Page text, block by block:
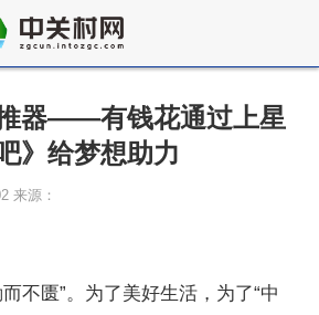
器——有钱花通过上星
》给梦想助力
来源：
不匮”。为了美好生活，为了“中